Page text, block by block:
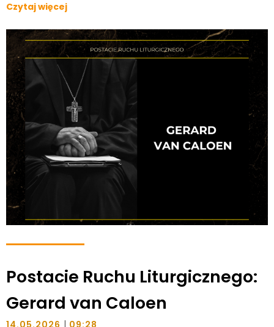
Czytaj więcej
Postacie Ruchu Liturgicznego:
Gerard van Caloen
14.05.2026 | 09:28